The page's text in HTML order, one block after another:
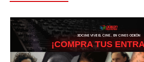
3DCINE VIVE EL CINE… EN CINES ODEÓN
¡COMPRA TUS